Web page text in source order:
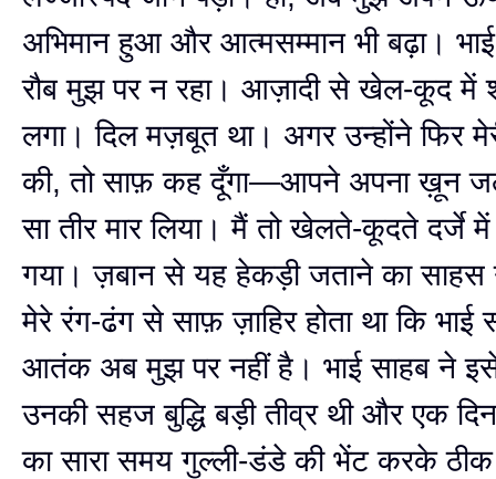
अभिमान हुआ और आत्मसम्मान भी बढ़ा।
रौब मुझ पर न रहा। आज़ादी से खेल-कूद में
लगा। दिल मज़बूत था। अगर उन्होंने फिर
की, तो साफ़ कह दूँगा—आपने अपना ख़ून
सा तीर मार लिया। मैं तो खेलते-कूदते दर्जे
गया। ज़बान से यह हेकड़ी जताने का साहस
मेरे रंग-ढंग से साफ़ ज़ाहिर होता था कि भाई
आतंक अब मुझ पर नहीं है। भाई साहब ने
उनकी सहज बुद्धि बड़ी तीव्र थी और एक
का सारा समय गुल्ली-डंडे की भेंट करके